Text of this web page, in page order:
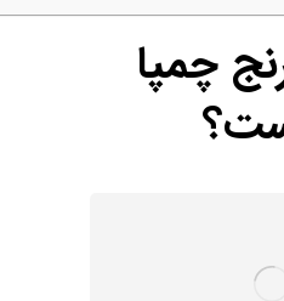
چمپا